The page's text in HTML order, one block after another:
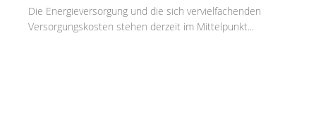
Die Energieversorgung und die sich vervielfachenden
Versorgungskosten stehen derzeit im Mittelpunkt...